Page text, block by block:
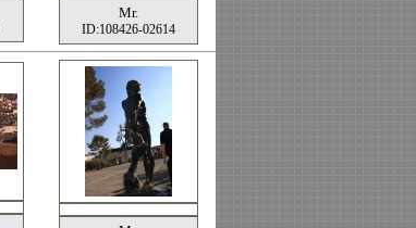
Mr.
ID:108426-02614